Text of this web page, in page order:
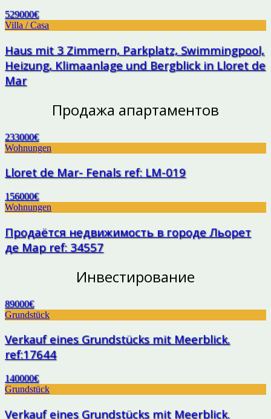
529000€
Villa / Casa
Haus mit 3 Zimmern, Parkplatz, Swimmingpool,
Heizung, Klimaanlage und Bergblick in Lloret de
Mar
Продажа апартаментов
233000€
Wohnungen
Lloret de Mar- Fenals ref: LM-019
156000€
Wohnungen
Продаётся недвижимость в городе Льорет
де Мар ref: 34557
Инвестирование
89000€
Grundstück
Verkauf eines Grundstücks mit Meerblick.
ref:17644
140000€
Grundstück
Verkauf eines Grundstücks mit Meerblick.